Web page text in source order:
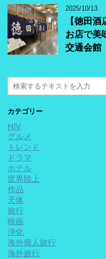
2025/10/13
【徳田
お店で美
交通会館
カテゴリー
HIV
グルメ
トレンド
ドラマ
ホテル
世界陸上
作品
天体
旅行
映画
浄化
海外個人旅行
海外旅行